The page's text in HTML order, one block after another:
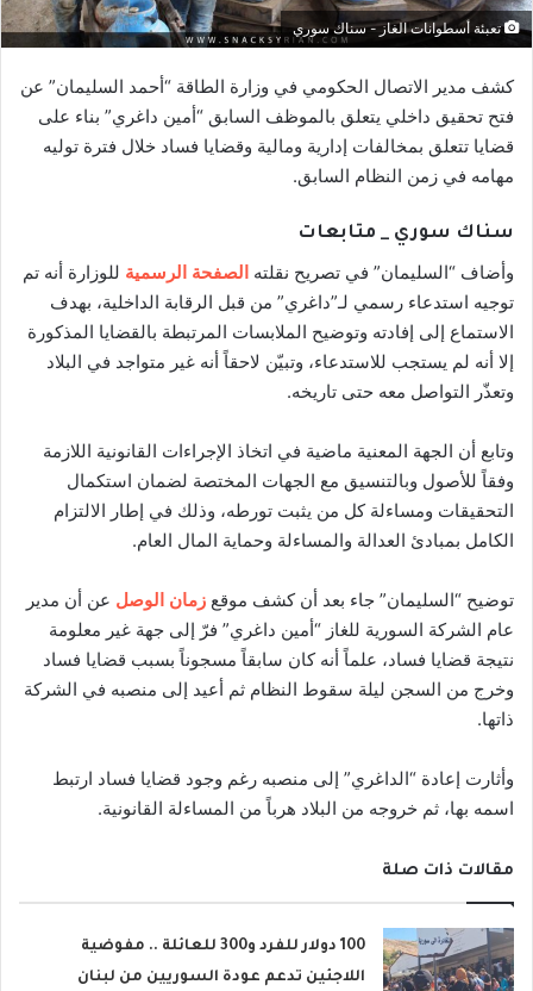
تعبئة أسطوانات الغاز - سناك سوري
كشف مدير الاتصال الحكومي في وزارة الطاقة “أحمد السليمان” عن
فتح تحقيق داخلي يتعلق بالموظف السابق “أمين داغري” بناء على
قضايا تتعلق بمخالفات إدارية ومالية وقضايا فساد خلال فترة توليه
مهامه في زمن النظام السابق.
سناك سوري _ متابعات
وأضاف “السليمان” في تصريح نقلته الصفحة الرسمية للوزارة أنه تم
توجيه استدعاء رسمي لـ”داغري” من قبل الرقابة الداخلية، بهدف
الاستماع إلى إفادته وتوضيح الملابسات المرتبطة بالقضايا المذكورة
إلا أنه لم يستجب للاستدعاء، وتبيّن لاحقاً أنه غير متواجد في البلاد
وتعذّر التواصل معه حتى تاريخه.
وتابع أن الجهة المعنية ماضية في اتخاذ الإجراءات القانونية اللازمة
وفقاً للأصول وبالتنسيق مع الجهات المختصة لضمان استكمال
التحقيقات ومساءلة كل من يثبت تورطه، وذلك في إطار الالتزام
الكامل بمبادئ العدالة والمساءلة وحماية المال العام.
توضيح “السليمان” جاء بعد أن كشف موقع زمان الوصل عن أن مدير
عام الشركة السورية للغاز “أمين داغري” فرّ إلى جهة غير معلومة
نتيجة قضايا فساد، علماً أنه كان سابقاً مسجوناً بسبب قضايا فساد
وخرج من السجن ليلة سقوط النظام ثم أعيد إلى منصبه في الشركة
ذاتها.
وأثارت إعادة “الداغري” إلى منصبه رغم وجود قضايا فساد ارتبط
اسمه بها، ثم خروجه من البلاد هرباً من المساءلة القانونية.
مقالات ذات صلة
100 دولار للفرد و300 للعائلة .. مفوضية
اللاجئين تدعم عودة السوريين من لبنان